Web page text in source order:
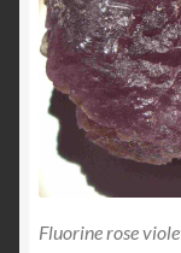
Fluorine rose